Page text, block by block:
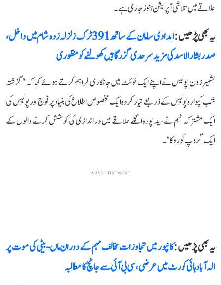
علاقے میں تلاشی آپریشن ہنوز جاری ہے۔
یہ بھی پڑھیں :
امدادی سامان کے ساتھ 391 ٹرک زلزلہ زدہ شام میں داخل،
صدر بشار الاسد کی مزید سرحدی گزرگاہیں کھولنے کو منظوری
کشمیر زون پولیس نے اپنے ایک ٹوئٹ میں جانکاری فراہم کرتے ہوئے کہا کہ ’گزشتہ
شب کپوارہ پولیس کے ذریعے تیار کردہ ایک مخصوص اطلاع کی بنیاد پر فوج اور پولیس کی
ایک مشترکہ ٹیم نے سید پورہ اگلے علاقے میں در اندازی کی کوشش کرنے والوں کے
ایک گروپ کو روکا‘۔
ADVERTISEMENT
یہ بھی پڑھیں :کانپور میں تجاوزات مخالف مہم کے دوران ماں-بیٹی کی موت پر
الہ آباد ہائی کورٹ میں عرضی، سی بی آئی سے جانچ کا مطالبہ